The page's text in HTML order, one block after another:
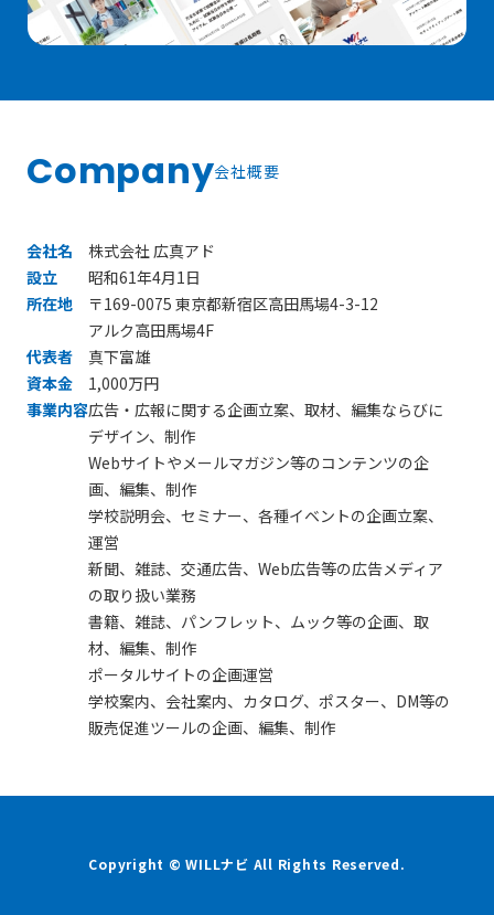
Company会社概要
会社名
株式会社 広真アド
設立
昭和61年4月1日
所在地
〒169-0075 東京都新宿区高田馬場4-3-12
アルク高田馬場4F
代表者
真下富雄
資本金
1,000万円
事業内容広告・広報に関する企画立案、取材、編集ならびに
デザイン、制作
Webサイトやメールマガジン等のコンテンツの企
画、編集、制作
学校説明会、セミナー、各種イベントの企画立案、
運営
新聞、雑誌、交通広告、Web広告等の広告メディア
の取り扱い業務
書籍、雑誌、パンフレット、ムック等の企画、取
材、編集、制作
ポータルサイトの企画運営
学校案内、会社案内、カタログ、ポスター、DM等の
販売促進ツールの企画、編集、制作
Copyright © WILLナビ All Rights Reserved.